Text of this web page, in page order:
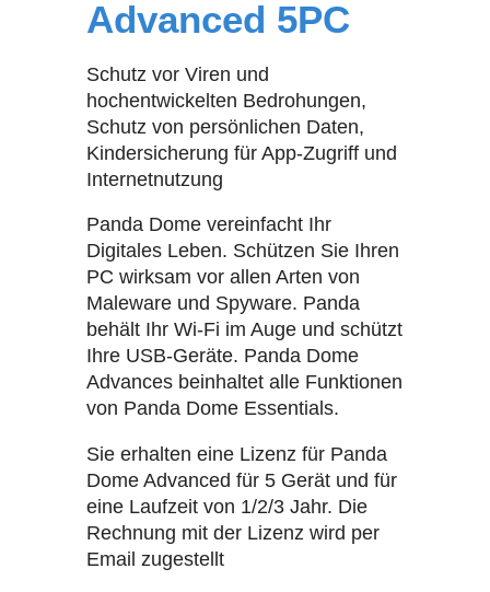
Advanced 5PC
Schutz vor Viren und
hochentwickelten Bedrohungen,
Schutz von persönlichen Daten,
Kindersicherung für App-Zugriff und
Internetnutzung
Panda Dome vereinfacht Ihr
Digitales Leben. Schützen Sie Ihren
PC wirksam vor allen Arten von
Maleware und Spyware. Panda
behält Ihr Wi-Fi im Auge und schützt
Ihre USB-Geräte. Panda Dome
Advances beinhaltet alle Funktionen
von Panda Dome Essentials.
Sie erhalten eine Lizenz für Panda
Dome Advanced für 5 Gerät und für
eine Laufzeit von 1/2/3 Jahr. Die
Rechnung mit der Lizenz wird per
Email zugestellt